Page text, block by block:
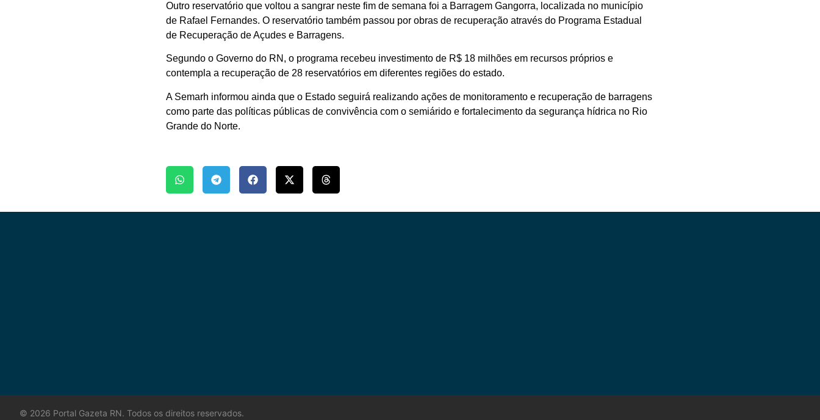
Outro reservatório que voltou a sangrar neste fim de semana foi a Barragem Gangorra, localizada no município
de Rafael Fernandes. O reservatório também passou por obras de recuperação através do Programa Estadual
de Recuperação de Açudes e Barragens.
Segundo o Governo do RN, o programa recebeu investimento de R$ 18 milhões em recursos próprios e
contempla a recuperação de 28 reservatórios em diferentes regiões do estado.
A Semarh informou ainda que o Estado seguirá realizando ações de monitoramento e recuperação de barragens
como parte das políticas públicas de convivência com o semiárido e fortalecimento da segurança hídrica no Rio
Grande do Norte.
© 2026 Portal Gazeta RN. Todos os direitos reservados.